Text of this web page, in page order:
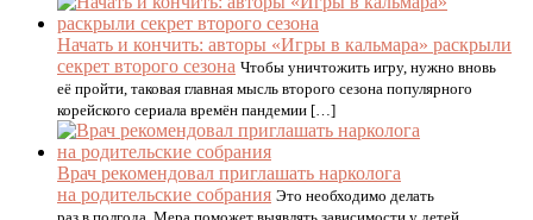
Начать и кончить: авторы «Игры в кальмара» раскрыли
секрет второго сезона Чтобы уничтожить игру, нужно вновь
её пройти, таковая главная мысль второго сезона популярного
корейского сериала времён пандемии […]
Врач рекомендовал приглашать нарколога
на родительские собрания Это необходимо делать